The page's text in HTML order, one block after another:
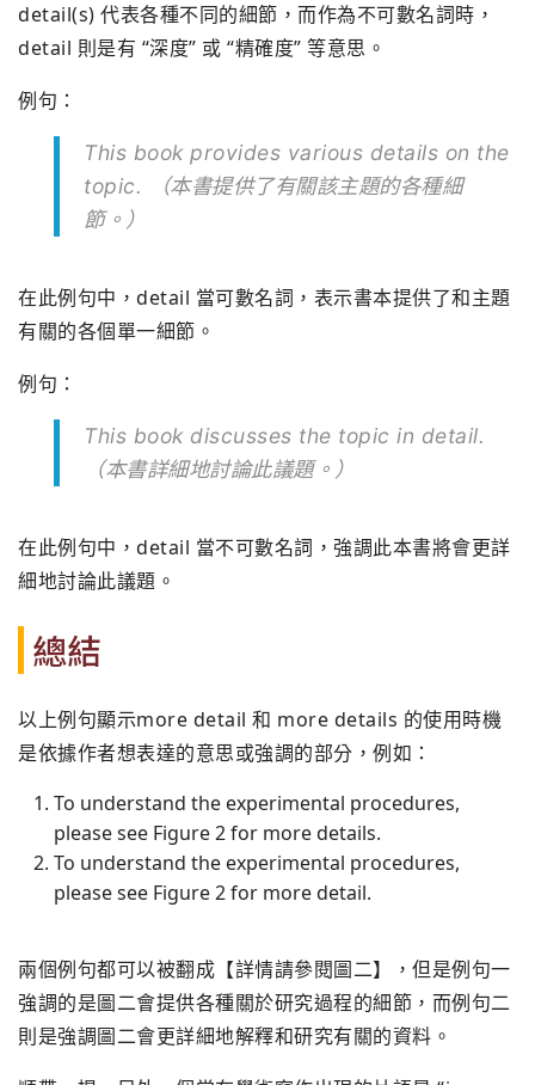
detail(s) 代表各種不同的細節，而作為不可數名詞時，
detail 則是有 “深度” 或 “精確度” 等意思。
例句：
This book provides various details on the
topic. （本書提供了有關該主題的各種細
節。）
在此例句中，detail 當可數名詞，表示書本提供了和主題
有關的各個單一細節。
例句：
This book discusses the topic in detail.
（本書詳細地討論此議題。）
在此例句中，detail 當不可數名詞，強調此本書將會更詳
細地討論此議題。
總結
以上例句顯示more detail 和 more details 的使用時機
是依據作者想表達的意思或強調的部分，例如：
To understand the experimental procedures,
please see Figure 2 for more details.
To understand the experimental procedures,
please see Figure 2 for more detail.
兩個例句都可以被翻成【詳情請參閱圖二】，但是例句一
強調的是圖二會提供各種關於研究過程的細節，而例句二
則是強調圖二會更詳細地解釋和研究有關的資料。